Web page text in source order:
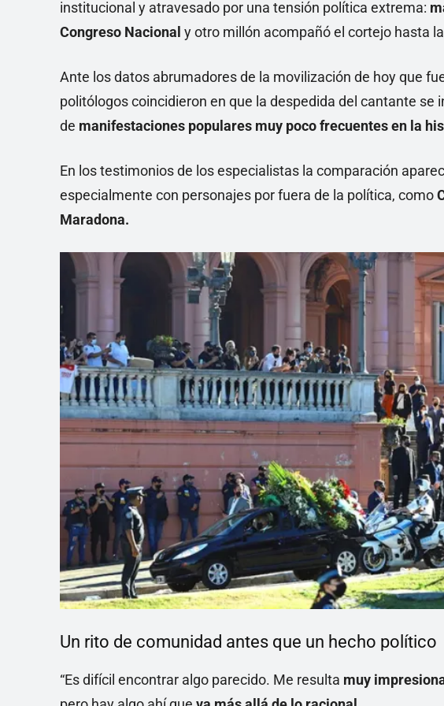
institucional y atravesado por una tensión política extrema:
Congreso Nacional y otro millón acompañó el cortejo hasta
Ante los datos abrumadores de la movilización de hoy que
politólogos coincidieron en que la despedida del cantante se
de manifestaciones populares muy poco frecuentes en la
En los testimonios de los especialistas la comparación
especialmente con personajes por fuera de la política, como
Maradona.
Un rito de comunidad antes que un hecho político
“Es difícil encontrar algo parecido. Me resulta muy